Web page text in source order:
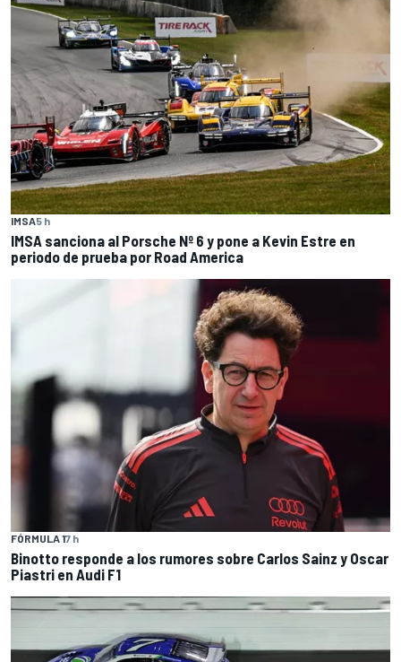
IMSA5 h
IMSA sanciona al Porsche Nº 6 y pone a Kevin Estre en
periodo de prueba por Road America
FÓRMULA 17 h
Binotto responde a los rumores sobre Carlos Sainz y Oscar
Piastri en Audi F1